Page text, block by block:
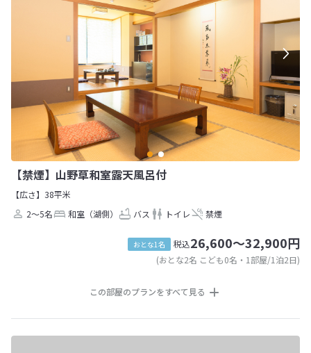
【禁煙】山野草和室露天風呂付
【広さ】38平米
2～5名
和室（湖側） バス トイレ 禁煙
おとな1名 税込26,600～32,900円
(おとな2名 こども0名・1部屋/1泊2日)
この部屋のプランをすべて見る